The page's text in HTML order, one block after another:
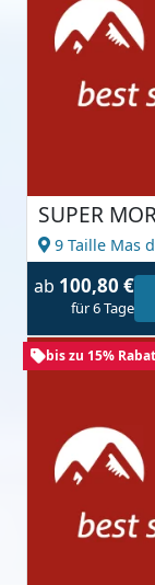
SUPER
9 Taille Mas
ab 100,80 €
für 6 Tage
bis zu 15%